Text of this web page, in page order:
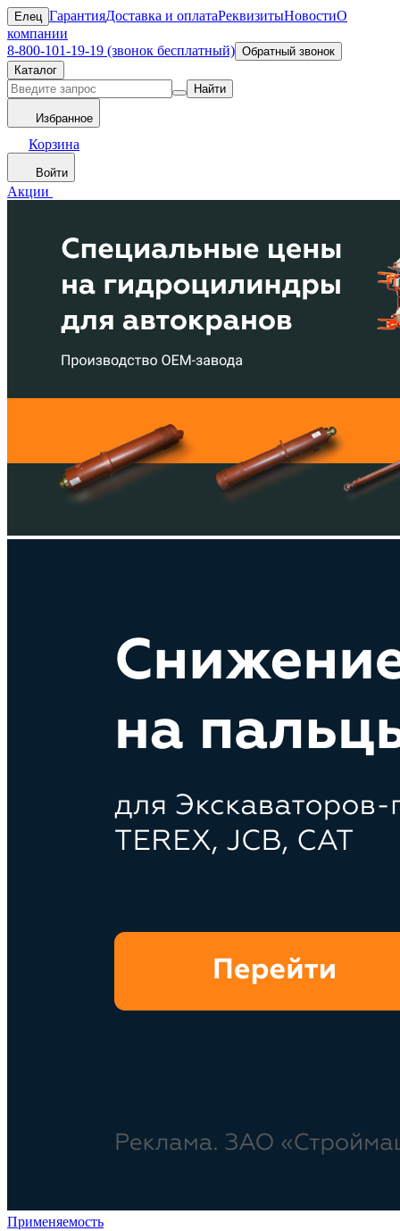
Елец ГарантияДоставка и оплатаРеквизитыНовостиО
компании
8-800-101-19-19 (звонок бесплатный) Обратный звонок
Каталог
Найти
Избранное
Корзина
Войти
Акции
Применяемость